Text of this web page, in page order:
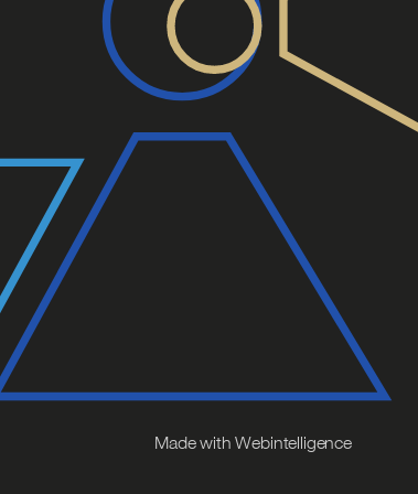
Made with Webintelligence